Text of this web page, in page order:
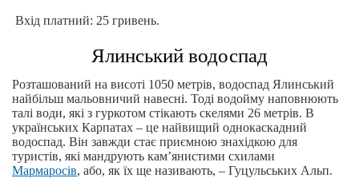
Вхід платний: 25 гривень.
Ялинський водоспад
Розташований на висоті 1050 метрів, водоспад Ялинський
найбільш мальовничий навесні. Тоді водойму наповнюють
талі води, які з гуркотом стікають скелями 26 метрів. В
українських Карпатах – це найвищий однокаскадний
водоспад. Він завжди стає приємною знахідкою для
туристів, які мандрують кам’янистими схилами
Мармаросів, або, як їх ще називають, – Гуцульських Альп.